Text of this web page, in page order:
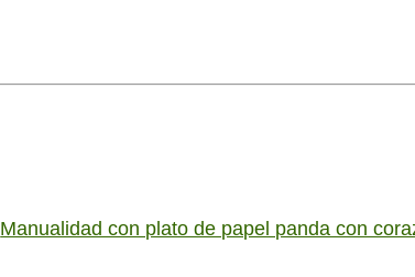
Manualidad con plato de papel panda con